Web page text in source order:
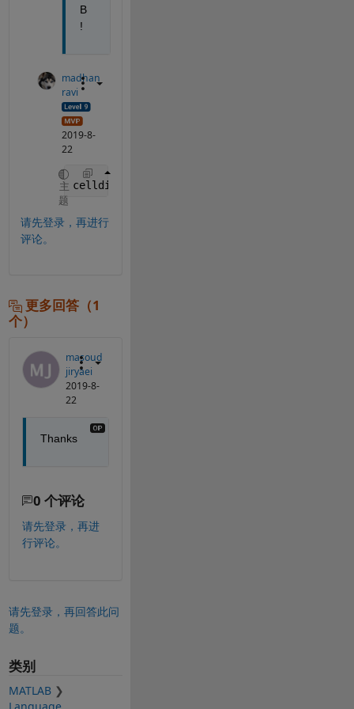
B
!
madhan
ravi
2019-8-
22
主
题
celldisp(B)
请先登录，再进行
评论。
更多回答（1
个）
masoud
jiryaei
2019-8-
22
Thanks
0 个评论
请先登录，再进
行评论。
请先登录，再回答此问
题。
类别
MATLAB